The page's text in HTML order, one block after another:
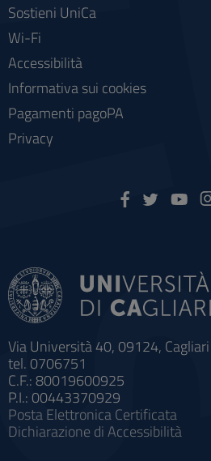
Via Università 40, 09124, Cagliari
tel. 0706751
C.F.: 80019600925
P.I.: 00443370929
Posta Elettronica Certificata
Dichiarazione di Accessibilità
Sostieni UniCa
Wi-Fi
Accessibilità
Informativa sui cookies
Pagamenti pagoPA
Privacy